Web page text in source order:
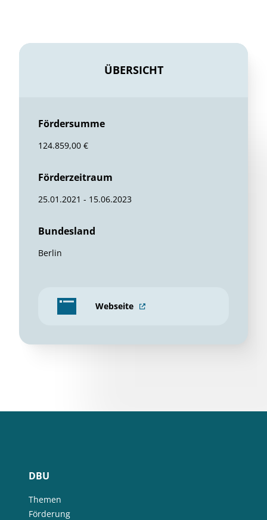
ÜBERSICHT
Fördersumme
124.859,00 €
Förderzeitraum
25.01.2021 - 15.06.2023
Bundesland
Berlin
Webseite
DBU
Themen
Förderung